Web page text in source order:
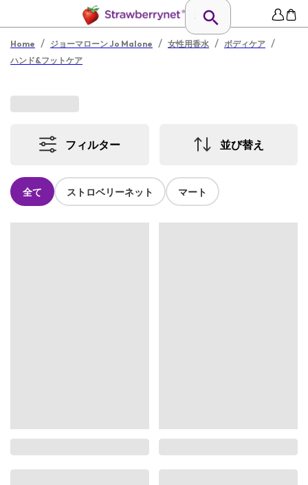
Home / ジョーマローン Jo Malone / 女性用香水 / ボディケア /
ハンド&フットケア
フィルター 並び替え
全て ストロベリーネット マート